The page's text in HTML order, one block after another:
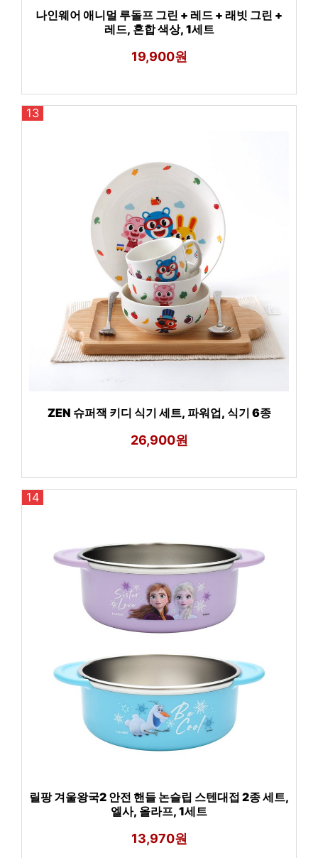
나인웨어 애니멀 루돌프 그린 + 레드 + 래빗 그린 +
레드, 혼합 색상, 1세트
19,900원
13
ZEN 슈퍼잭 키디 식기 세트, 파워업, 식기 6종
26,900원
14
릴팡 겨울왕국2 안전 핸들 논슬립 스텐대접 2종 세트,
엘사, 올라프, 1세트
13,970원